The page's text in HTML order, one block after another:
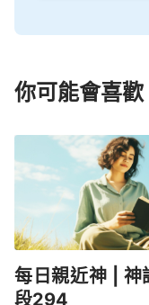
你可能會喜歡
每日親近神 | 神
段294